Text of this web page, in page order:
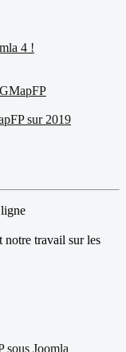
4 !
sur 2019
notre travail sur les
sous Joomla